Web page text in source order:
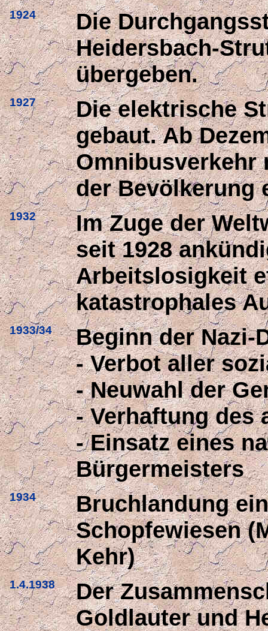
1924
Die
Heidersbach-
übergeben.
1927
Die elektrische
gebaut. Ab
Omnibusverkehr
der Bevölkerung
1932
Im Zuge der
seit 1928
Arbeitslosigkeit
katastrophales
1933/34
Beginn der Nazi-
- Verbot aller
- Neuwahl der
- Verhaftung des
- Einsatz eines
Bürgermeisters
1934
Bruchlandung
Schopfewiesen
Kehr)
1.4.1938
Der
Goldlauter und